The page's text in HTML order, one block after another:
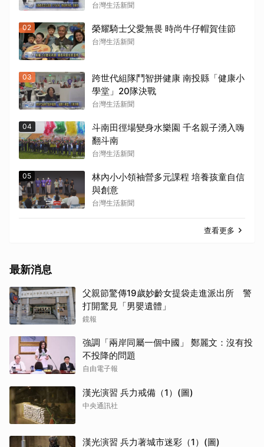
台灣生活新聞
02 榮耀騎士父愛無畏 時尚牛仔帽賀佳節
台灣生活新聞
03
跨世代組隊鬥智拼健康 南投縣「健康小
學堂」20隊決戰
台灣生活新聞
04
斗南田徑場變身水樂園 千名親子湧入嗨
翻斗南
台灣生活新聞
05
林內小小領袖營多元課程 培養孩童自信
與創意
台灣生活新聞
查看更多
最新消息
父親節驚傳19歲妙齡女提袋走進派出所 警
打開驚見「男嬰遺體」
鏡報
強調「兩岸同屬一個中國」 鄭麗文：沒有投
不投降的問題
自由電子報
漢光演習 兵力戒備（1）(圖)
中央通訊社
漢光演習 兵力著城市迷彩（1）(圖)